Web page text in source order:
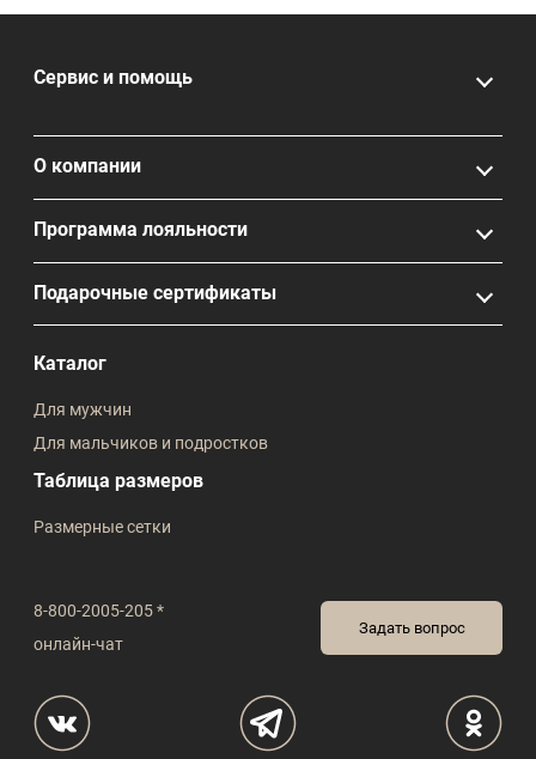
8-800-2005-205 *
онлайн-чат
Задать вопрос
Сервис и помощь
О компании
Программа лояльности
Подарочные сертификаты
Каталог
Для мужчин
Для мальчиков и подростков
Таблица размеров
Размерные сетки